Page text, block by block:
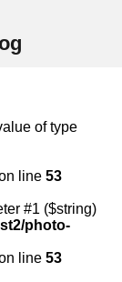
of type
line 53
#1 ($string)
photo-
line 53